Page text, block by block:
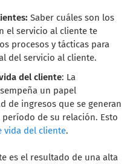
Saber cuáles son los
el servicio al cliente te
procesos y tácticas para
del servicio al cliente.
del cliente: La
un papel
de ingresos que se generan
de su relación. Esto
vida del cliente.
es el resultado de una alta